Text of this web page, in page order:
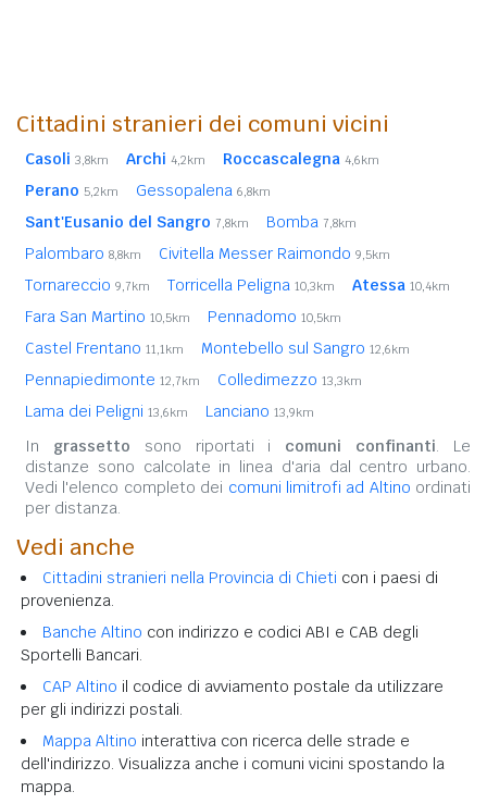
Cittadini stranieri dei comuni vicini
Casoli 3,8km Archi 4,2km Roccascalegna 4,6km
Perano 5,2km Gessopalena 6,8km
Sant'Eusanio del Sangro 7,8km Bomba 7,8km
Palombaro 8,8km Civitella Messer Raimondo 9,5km
Tornareccio 9,7km Torricella Peligna 10,3km Atessa 10,4km
Fara San Martino 10,5km Pennadomo 10,5km
Castel Frentano 11,1km Montebello sul Sangro 12,6km
Pennapiedimonte 12,7km Colledimezzo 13,3km
Lama dei Peligni 13,6km Lanciano 13,9km
In grassetto sono riportati i comuni confinanti. Le
distanze sono calcolate in linea d'aria dal centro urbano.
Vedi l'elenco completo dei comuni limitrofi ad Altino ordinati
per distanza.
Vedi anche
Cittadini stranieri nella Provincia di Chieti con i paesi di
provenienza.
Banche Altino con indirizzo e codici ABI e CAB degli
Sportelli Bancari.
CAP Altino il codice di avviamento postale da utilizzare
per gli indirizzi postali.
Mappa Altino interattiva con ricerca delle strade e
dell'indirizzo. Visualizza anche i comuni vicini spostando la
mappa.